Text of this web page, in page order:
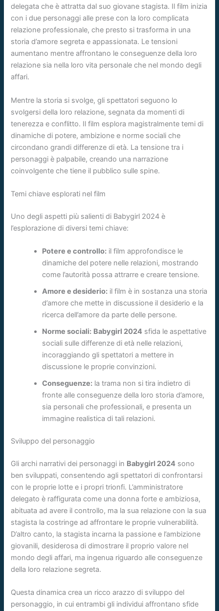
delegata che è attratta dal suo giovane stagista. Il film inizia
con i due personaggi alle prese con la loro complicata
relazione professionale, che presto si trasforma in una
storia d’amore segreta e appassionata. Le tensioni
aumentano mentre affrontano le conseguenze della loro
relazione sia nella loro vita personale che nel mondo degli
affari.
Mentre la storia si svolge, gli spettatori seguono lo
svolgersi della loro relazione, segnata da momenti di
tenerezza e conflitto. Il film esplora magistralmente temi di
dinamiche di potere, ambizione e norme sociali che
circondano grandi differenze di età. La tensione tra i
personaggi è palpabile, creando una narrazione
coinvolgente che tiene il pubblico sulle spine.
Temi chiave esplorati nel film
Uno degli aspetti più salienti di Babygirl 2024 è
l’esplorazione di diversi temi chiave:
Potere e controllo: il film approfondisce le
dinamiche del potere nelle relazioni, mostrando
come l’autorità possa attrarre e creare tensione.
Amore e desiderio: il film è in sostanza una storia
d’amore che mette in discussione il desiderio e la
ricerca dell’amore da parte delle persone.
Norme sociali: Babygirl 2024 sfida le aspettative
sociali sulle differenze di età nelle relazioni,
incoraggiando gli spettatori a mettere in
discussione le proprie convinzioni.
Conseguenze: la trama non si tira indietro di
fronte alle conseguenze della loro storia d’amore,
sia personali che professionali, e presenta un
immagine realistica di tali relazioni.
Sviluppo del personaggio
Gli archi narrativi dei personaggi in Babygirl 2024 sono
ben sviluppati, consentendo agli spettatori di confrontarsi
con le proprie lotte e i propri trionfi. L’amministratore
delegato è raffigurata come una donna forte e ambiziosa,
abituata ad avere il controllo, ma la sua relazione con la sua
stagista la costringe ad affrontare le proprie vulnerabilità.
D’altro canto, la stagista incarna la passione e l’ambizione
giovanili, desiderosa di dimostrare il proprio valore nel
mondo degli affari, ma ingenua riguardo alle conseguenze
della loro relazione segreta.
Questa dinamica crea un ricco arazzo di sviluppo del
personaggio, in cui entrambi gli individui affrontano sfide